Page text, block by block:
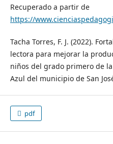
Recuperado a partir de
https://
Tacha Torres, F. J. (2022).
lectora para mejorar la
niños del grado primero de
Azul del municipio de San
pdf